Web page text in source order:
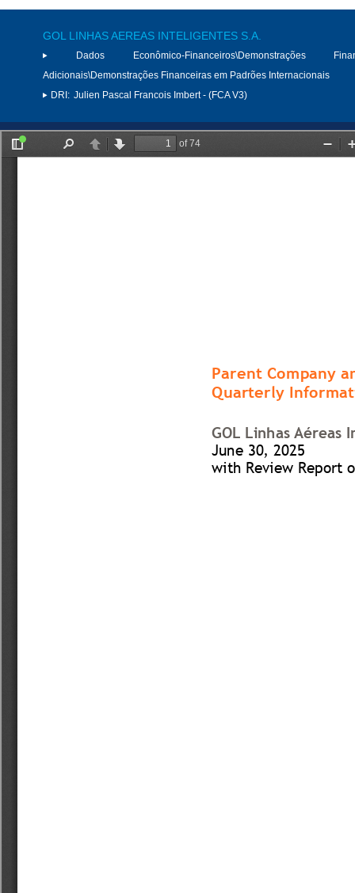
GOL LINHAS AEREAS INTELIGENTES S.A.
Dados Econômico-Financeiros\Demonstrações
Adicionais\Demonstrações Financeiras em Padrões Internacionais
DRI: Julien Pascal Francois Imbert - (FCA V3)